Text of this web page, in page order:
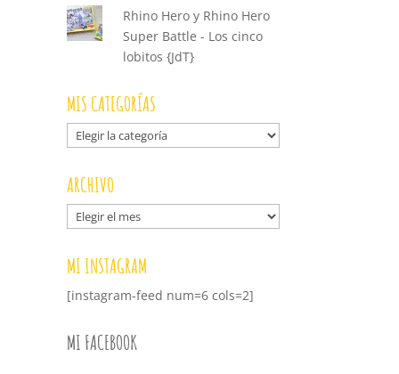
Rhino Hero y Rhino Hero
Super Battle - Los cinco
lobitos {JdT}
MIS CATEGORÍAS
Mis
categorías
ARCHIVO
Archivo
MI INSTAGRAM
[instagram-feed num=6 cols=2]
MI FACEBOOK